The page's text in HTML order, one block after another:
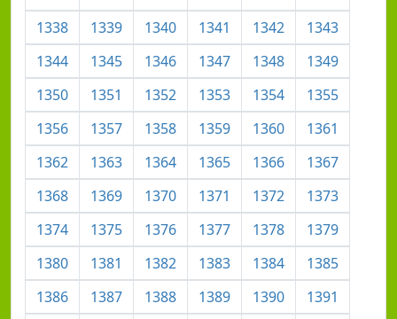
1338
1339 1340 1341 1342
1343
1344
1345 1346 1347 1348
1349
1350
1351 1352 1353 1354
1355
1356
1357 1358 1359 1360
1361
1362
1363 1364 1365 1366
1367
1368
1369 1370 1371 1372
1373
1374
1375 1376 1377 1378
1379
1380
1381 1382 1383 1384
1385
1386
1387 1388 1389 1390
1391